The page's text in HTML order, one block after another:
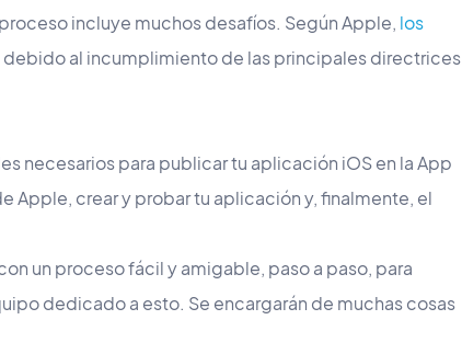
incluye muchos desafíos. Según Apple, los
al incumplimiento de las principales directrices
necesarios para publicar tu aplicación iOS en la App
Apple, crear y probar tu aplicación y, finalmente, el
un proceso fácil y amigable, paso a paso, para
dedicado a esto. Se encargarán de muchas cosas